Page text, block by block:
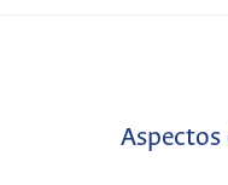
Aspectos